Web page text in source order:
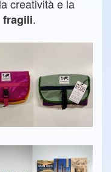
creatività e la
fragili.